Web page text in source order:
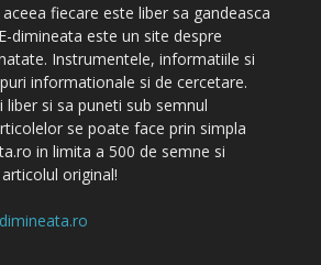
fiecare este liber sa gandeasca
dimineata este un site despre
Instrumentele, informatiile si
informationale si de cercetare.
si sa puneti sub semnul
se poate face prin simpla
in limita a 500 de semne si
original!